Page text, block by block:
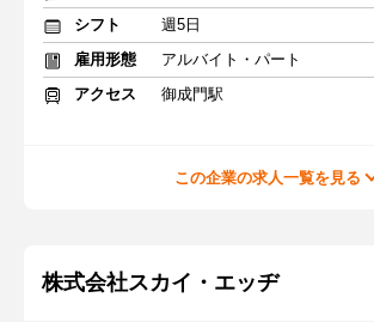
シフト
週5日
雇用形態
アルバイト・パート
アクセス
御成門駅
この企業の求人一覧を見る
株式会社スカイ・エッヂ